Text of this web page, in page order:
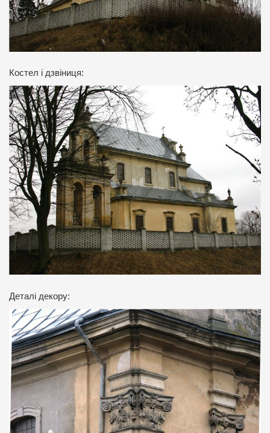
Костел і дзвіниця:
Деталі декору: